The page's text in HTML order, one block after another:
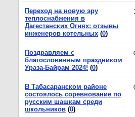
Переход на новую эру
теплоснабжения в
Дагестанских Огнях: отзывы
инженеров котельных (0)
Поздравляем с
благословенным праздником
Ураза-Байрам 2024! (0)
В Табасаранском районе
состоялось соревнование по
русским шашкам среди
школьников (0)